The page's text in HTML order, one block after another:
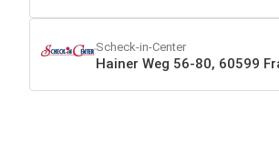
Scheck-in-Center
Hainer Weg 56-80, 60599